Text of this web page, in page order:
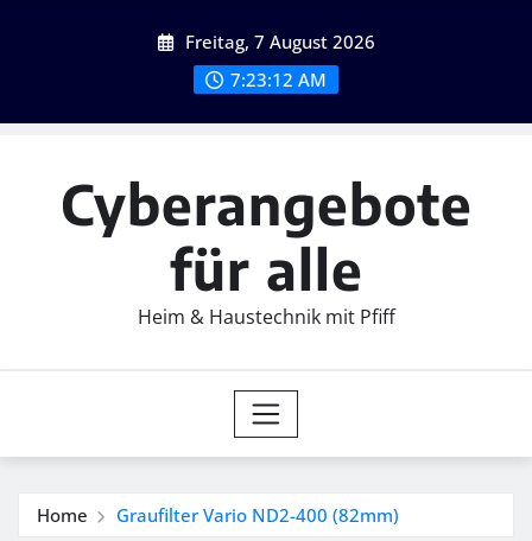
Freitag, 7 August 2026
7:23:14 AM
Cyberangebote
für alle
Heim & Haustechnik mit Pfiff
Home Graufilter Vario ND2-400 (82mm)